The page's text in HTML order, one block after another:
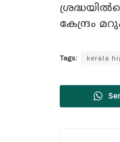
കേന്ദ്രം
Tags: kerala